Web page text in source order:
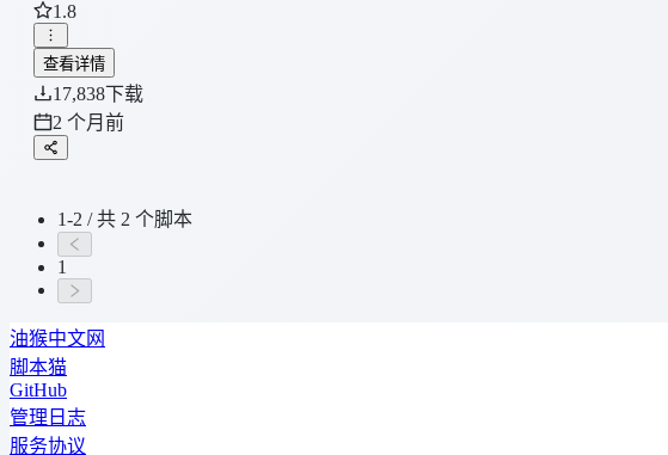
1.8
查看详情
17,838下载
2 个月前
1-2 / 共 2 个脚本
1
油猴中文网
脚本猫
GitHub
管理日志
服务协议